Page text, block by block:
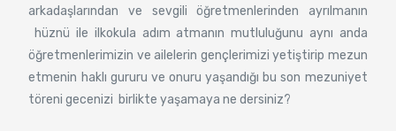
arkadaşlarından ve sevgili öğretmenlerinden ayrılmanın
hüznü ile ilkokula adım atmanın mutluluğunu aynı anda
öğretmenlerimizin ve ailelerin gençlerimizi yetiştirip mezun
etmenin haklı gururu ve onuru yaşandığı bu son mezuniyet
töreni gecenizi birlikte yaşamaya ne dersiniz?